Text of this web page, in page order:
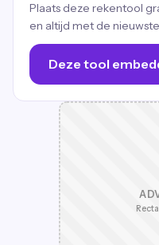
Plaats deze rekentool
en altijd met de
Deze tool